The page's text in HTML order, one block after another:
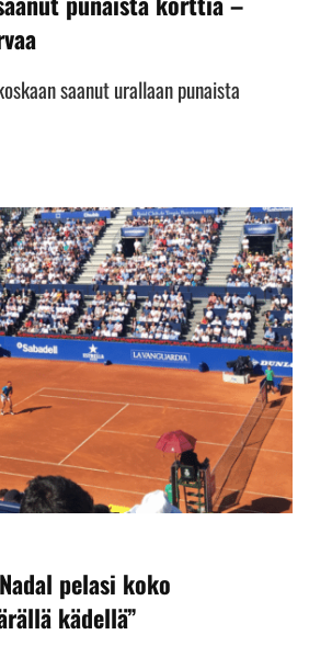
saanut urallaan punaista
pelasi koko
kädellä”